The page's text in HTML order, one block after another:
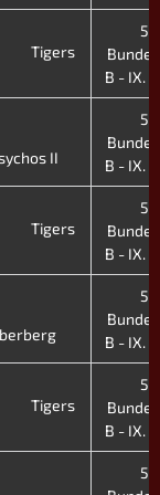
Tigers
5.
B - IX.
II
5.
B - IX.
Tigers
5.
B - IX.
5.
B - IX.
Tigers
5.
B - IX.
5.